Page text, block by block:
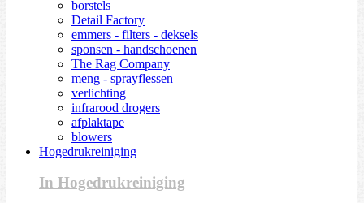
borstels
Detail Factory
emmers - filters - deksels
sponsen - handschoenen
The Rag Company
meng - sprayflessen
verlichting
infrarood drogers
afplaktape
blowers
Hogedrukreiniging
In Hogedrukreiniging